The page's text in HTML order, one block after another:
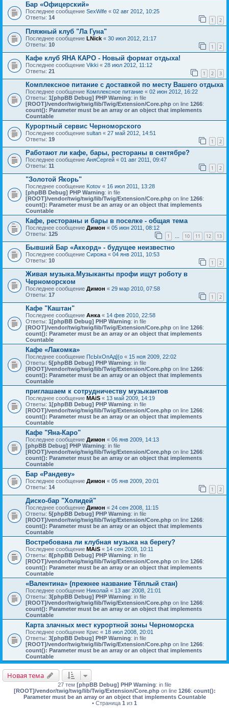
Бар «Офицерский»
Последнее сообщение SexWife « 02 авг 2012, 10:25
Ответы: 14 1 2
Пляжный клуб "Ла Гуна"
Последнее сообщение LNick « 30 июл 2012, 21:17
Ответы: 10 1 2
Кафе клуб ЯНА КАРО - Новый формат отдыха!
Последнее сообщение Vikki « 28 июл 2012, 11:12
Ответы: 21 1 2 3
Комплексное питание с доставкой по месту Вашего отдыха
Последнее сообщение Комплексное питание « 02 июн 2012, 16:22
Ответы: 1[phpBB Debug] PHP Warning: in file
[ROOT]/vendor/twig/twig/lib/Twig/Extension/Core.php on line 1266:
count(): Parameter must be an array or an object that implements
Countable
Курортный сервис Черноморского
Последнее сообщение sultan « 27 май 2012, 14:51
Ответы: 19 1 2
Работают ли кафе, бары, рестораны в сентябре?
Последнее сообщение АняСергей « 01 авг 2011, 09:47
Ответы: 11 1 2
"Золотой Якорь"
Последнее сообщение Kotov « 16 июл 2011, 13:28
[phpBB Debug] PHP Warning: in file
[ROOT]/vendor/twig/twig/lib/Twig/Extension/Core.php on line 1266:
count(): Parameter must be an array or an object that implements
Countable
Кафе, рестораны и бары в поселке - общая тема
Последнее сообщение Димон « 05 июн 2011, 08:12
Ответы: 125 1 … 10 11 12 13
Бывший Бар «Аккорд» - будущее неизвестно
Последнее сообщение Сирожа « 04 янв 2011, 10:53
Ответы: 10 1 2
Живая музыка.Музыканты профи ищут роботу в
Черноморском
Последнее сообщение Димон « 29 мар 2010, 07:58
Ответы: 17 1 2
Кафе "Каштан"
Последнее сообщение Анка « 14 фев 2010, 22:58
Ответы: 1 [phpBB Debug] PHP Warning: in file
[ROOT]/vendor/twig/twig/lib/Twig/Extension/Core.php on line 1266:
count(): Parameter must be an array or an object that implements
Countable
Кафе «Лакомка»
Последнее сообщение ПсЫхОпАд]{о « 15 ноя 2009, 22:02
Ответы: 5[phpBB Debug] PHP Warning: in file
[ROOT]/vendor/twig/twig/lib/Twig/Extension/Core.php on line 1266:
count(): Parameter must be an array or an object that implements
Countable
приглашаем к сотрудничеству музыкантов
Последнее сообщение MAiS « 13 май 2009, 14:19
Ответы: 1 [phpBB Debug] PHP Warning: in file
[ROOT]/vendor/twig/twig/lib/Twig/Extension/Core.php on line 1266:
count(): Parameter must be an array or an object that implements
Countable
Кафе "Яна-Каро"
Последнее сообщение Димон « 06 янв 2009, 14:13
[phpBB Debug] PHP Warning: in file
[ROOT]/vendor/twig/twig/lib/Twig/Extension/Core.php on line 1266:
count(): Parameter must be an array or an object that implements
Countable
Бар «Рандеву»
Последнее сообщение Димон « 05 янв 2009, 20:01
Ответы: 14 1 2
Диско-бар "Холидей"
Последнее сообщение Димон « 24 сен 2008, 11:15
Ответы: 5[phpBB Debug] PHP Warning: in file
[ROOT]/vendor/twig/twig/lib/Twig/Extension/Core.php on line 1266:
count(): Parameter must be an array or an object that implements
Countable
Востребована ли клубная музыка на берегу?
Последнее сообщение MAiS « 14 сен 2008, 10:11
Ответы: 8[phpBB Debug] PHP Warning: in file
[ROOT]/vendor/twig/twig/lib/Twig/Extension/Core.php on line 1266:
count(): Parameter must be an array or an object that implements
Countable
«Валентина» (прежнее название Тёплый стан)
Последнее сообщение Николай « 13 авг 2008, 21:01
Ответы: 3[phpBB Debug] PHP Warning: in file
[ROOT]/vendor/twig/twig/lib/Twig/Extension/Core.php on line 1266:
count(): Parameter must be an array or an object that implements
Countable
Карта злачных мест курортной зоны Черноморска
Последнее сообщение Крис « 18 июл 2008, 20:01
Ответы: 3[phpBB Debug] PHP Warning: in file
[ROOT]/vendor/twig/twig/lib/Twig/Extension/Core.php on line 1266:
count(): Parameter must be an array or an object that implements
Countable
Новая тема
27 тем [phpBB Debug] PHP Warning: in file
[ROOT]/vendor/twig/twig/lib/Twig/Extension/Core.phpon line 1266: count():
Parameter must be an array or an object that implements Countable
• Страница 1 из 1